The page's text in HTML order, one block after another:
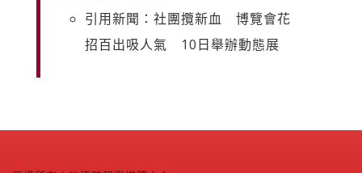
引用新聞：社團攬新血 博覽會花
招百出吸人氣 10日舉辦動態展